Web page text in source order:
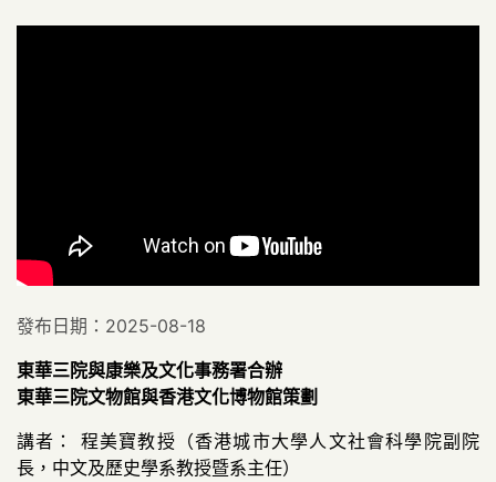
發布日期：2025-08-18
東華三院與康樂及文化事務署合辦
東華三院文物館與香港文化博物館策劃
講者： 程美寶教授（香港城市大學人文社會科學院副院
長，中文及歷史學系教授暨系主任）